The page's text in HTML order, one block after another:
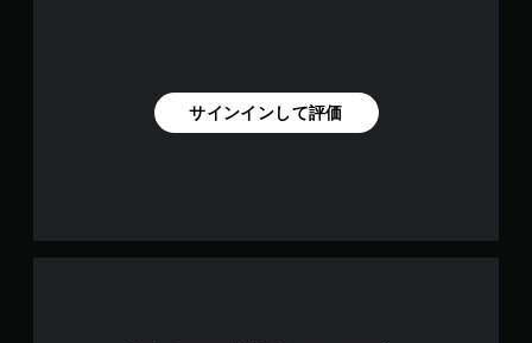
サインインして評価